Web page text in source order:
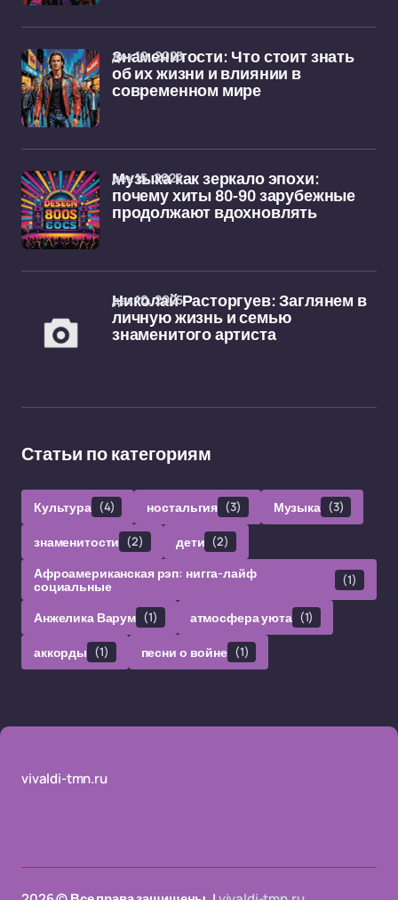
Знаменитости: Что стоит знать
об их жизни и влиянии в
современном мире
дек 19, 2025
Музыка как зеркало эпохи:
почему хиты 80-90 зарубежные
продолжают вдохновлять
дек 15, 2025
Николай Расторгуев: Заглянем в
личную жизнь и семью
знаменитого артиста
дек 10, 2025
Статьи по категориям
Культура (4) ностальгия (3) Музыка (3)
знаменитости (2) дети (2)
Афроамериканская рэп: нигга-лайф
социальные (1)
Анжелика Варум (1) атмосфера уюта (1)
аккорды (1) песни о войне (1)
vivaldi-tmn.ru